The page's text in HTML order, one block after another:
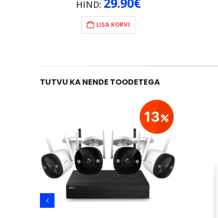
HIND:
LISA KORVI
TUTVU KA NENDE TOODETEGA
13